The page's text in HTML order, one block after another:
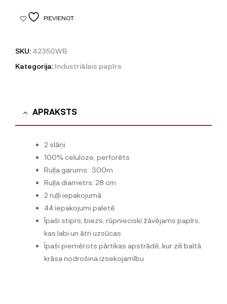
PIEVIENOT
SKU: 42350WB
Kategorija: Industriālais papīrs
APRAKSTS
2 slāņi
100% celuloze, perforēts
Ruļļa garums: 300m
Ruļļa diametrs: 28 cm
2 ruļļi iepakojumā
44 iepakojumi paletē
Īpaši stiprs, biezs, rūpnieciski žāvējams papīrs,
kas labi un ātri uzsūcas
Īpaši piemērots pārtikas apstrādē, kur zili baltā
krāsa nodrošina izsekojamību